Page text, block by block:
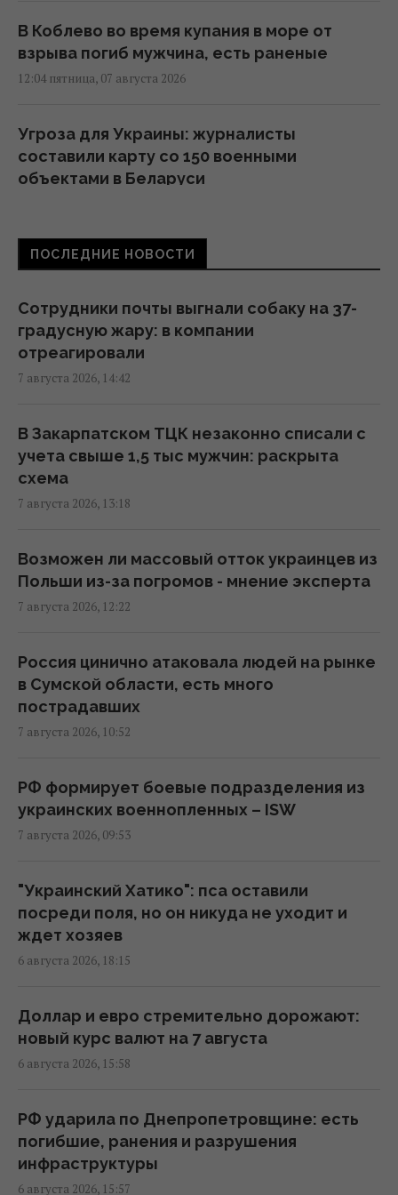
В Коблево во время купания в море от
взрыва погиб мужчина, есть раненые
12:04 пятница, 07 августа 2026
Угроза для Украины: журналисты
составили карту со 150 военными
объектами в Беларуси
Жирная цель: в Крыму уничтожен
11:00 пятница, 07 августа 2026
Адвокат поставил под сомнение
беспристрастность антикоррупционной
10:59 пятница, 07 августа 2026
Угроза – баллистика: можно ли уничтожить
пусковые установки россиян
Дроны поразили склад Wildberries в
Екатеринбурге за 2000 км от границы
09:11 пятница, 07 августа 2026
Россия использует украинских
военнопленных для формирования боевых
08:24 пятница, 07 августа 2026
Камера в подъезде и во дворе: когда
когда нельзя
07:50 пятница, 07 августа 2026
"Это просто сафари": жители Запорожья
дронов
07:46 пятница, 07 августа 2026
перелома в войне нет, – немецкий эксперт
05:25 пятница, 07 августа 2026
ПОСЛЕДНИЕ НОВОСТИ
Сотрудники почты выгнали собаку на 37-
градусную жару: в компании
отреагировали
7 августа 2026, 14:42
В Закарпатском ТЦК незаконно списали с
учета свыше 1,5 тыс мужчин: раскрыта
схема
7 августа 2026, 13:18
Возможен ли массовый отток украинцев из
Польши из-за погромов - мнение эксперта
7 августа 2026, 12:22
Россия цинично атаковала людей на рынке
в Сумской области, есть много
пострадавших
7 августа 2026, 10:52
РФ формирует боевые подразделения из
украинских военнопленных – ISW
7 августа 2026, 09:53
"Украинский Хатико": пса оставили
посреди поля, но он никуда не уходит и
ждет хозяев
6 августа 2026, 18:15
Доллар и евро стремительно дорожают:
новый курс валют на 7 августа
6 августа 2026, 15:58
РФ ударила по Днепропетровщине: есть
погибшие, ранения и разрушения
инфраструктуры
6 августа 2026, 15:57